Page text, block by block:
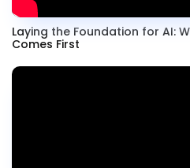
Laying the Foundation for AI:
Comes First